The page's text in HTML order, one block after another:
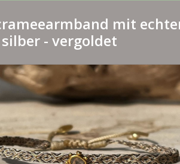
mit
- vergoldet